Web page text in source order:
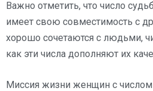
Важно отметить, что число
имеет свою совместимость с
хорошо сочетаются с людьми,
как эти числа дополняют их
Миссия жизни женщин с числом